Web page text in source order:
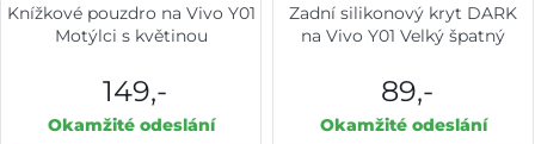
Knížkové pouzdro na Vivo Y01
Motýlci s květinou
149,-
Okamžité odeslání
Zadní silikonový kryt DARK
na Vivo Y01 Velký špatný
89,-
Okamžité odeslání